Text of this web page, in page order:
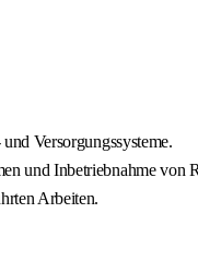
Versorgungssysteme.
und Inbetriebnahme von
Arbeiten.